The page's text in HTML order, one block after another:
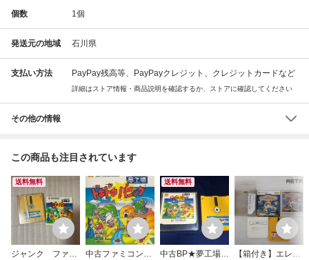
個数 1個
発送元の地域 石川県
支払い方法 PayPay残高等、PayPayクレジット、クレジットカードなど
詳細はストア情報・商品説明を確認するか、ストアに確認してください
その他の情報
この商品も注目されています
送料無料
ジャンク ファミ
中古ファミコンソ
送料無料
中古BP★夢工場
【箱付き】エレク